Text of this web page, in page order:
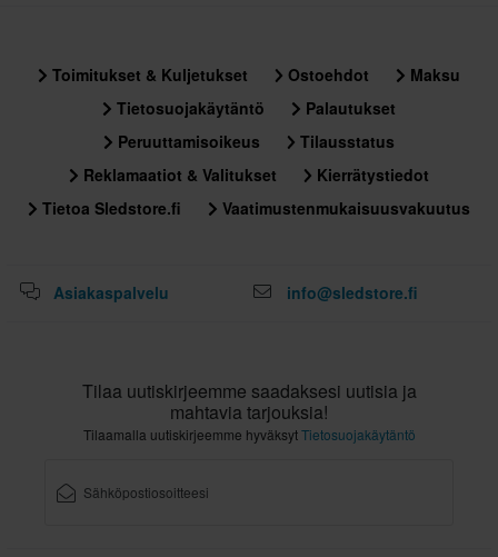
Toimitukset & Kuljetukset Ostoehdot
Maksu
Tietosuojakäytäntö
Palautukset
Peruuttamisoikeus
Tilausstatus
Reklamaatiot & Valitukset
Kierrätystiedot
Tietoa Sledstore.fi
Vaatimustenmukaisuusvakuutus
Asiakaspalvelu info@sledstore.fi
Tilaa uutiskirjeemme saadaksesi uutisia ja
mahtavia tarjouksia!
Tilaamalla uutiskirjeemme hyväksytTietosuojakäytäntö